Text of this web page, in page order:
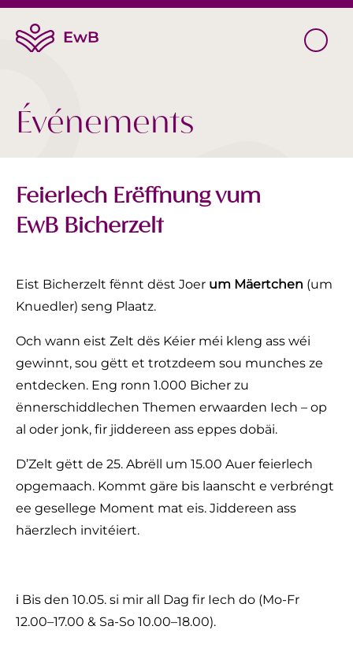
Événements
Feierlech Erëffnung vum
EwB Bicherzelt
Eist Bicherzelt fënnt dëst Joer um Mäertchen (um
Knuedler) seng Plaatz.
Och wann eist Zelt dës Kéier méi kleng ass wéi
gewinnt, sou gëtt et trotzdeem sou munches ze
entdecken. Eng ronn 1.000 Bicher zu
ënnerschiddlechen Themen erwaarden Iech – op
al oder jonk, fir jiddereen ass eppes dobäi.
D’Zelt gëtt de 25. Abrëll um 15.00 Auer feierlech
opgemaach. Kommt gäre bis laanscht e verbréngt
ee gesellege Moment mat eis. Jiddereen ass
häerzlech invitéiert.
ℹ️ Bis den 10.05. si mir all Dag fir Iech do (Mo-Fr
12.00–17.00 & Sa-So 10.00–18.00).